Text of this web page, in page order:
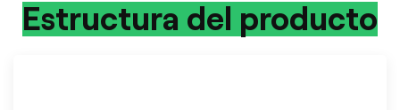
Estructura del producto